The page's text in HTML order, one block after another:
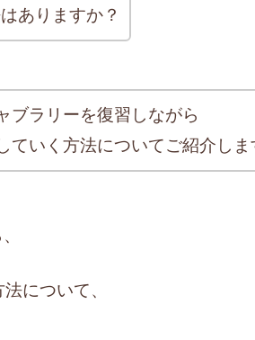
ありますか？
ブラリーを復習しながら
ていく方法についてご紹介しま
について、